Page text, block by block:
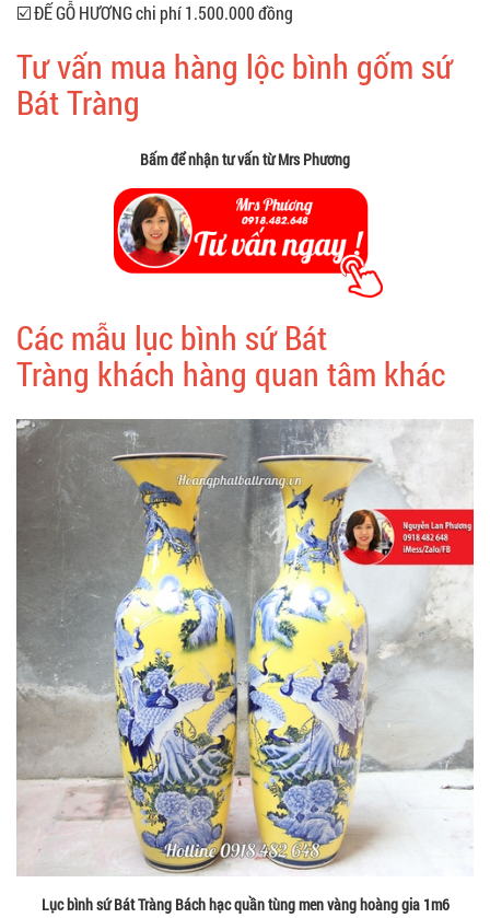
☑️ ĐẾ GỖ HƯƠNG chi phí 1.500.000 đồng
Tư vấn mua hàng lộc bình gốm sứ
Bát Tràng
Bấm để nhận tư vấn từ Mrs Phương
Các mẫu lục bình sứ Bát
Tràng khách hàng quan tâm khác
Lục bình sứ Bát Tràng Bách hạc quần tùng men vàng hoàng gia 1m6